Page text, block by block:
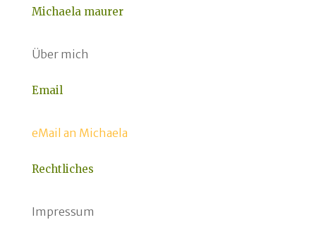
Michaela maurer
Über mich
Email
eMail an Michaela
Rechtliches
Impressum